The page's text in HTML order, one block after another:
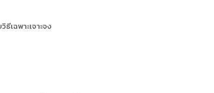
เฉพาะเจาะจง